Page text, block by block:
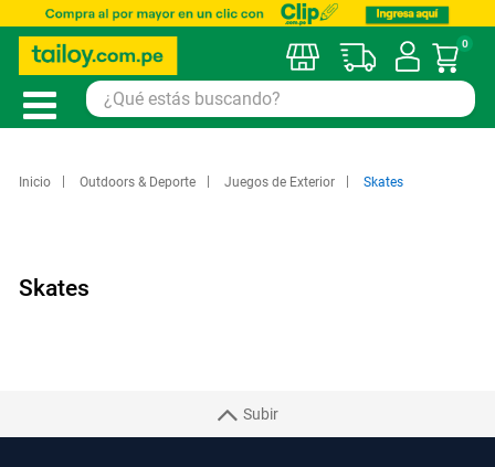
Mi
0
Inicio Outdoors & Deporte Juegos de Exterior Skates
Skates
Subir